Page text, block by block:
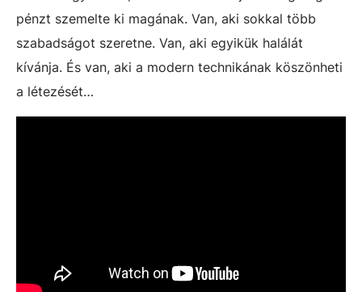
pénzt szemelte ki magának. Van, aki sokkal több
szabadságot szeretne. Van, aki egyikük halálát
kívánja. És van, aki a modern technikának köszönheti
a létezését…